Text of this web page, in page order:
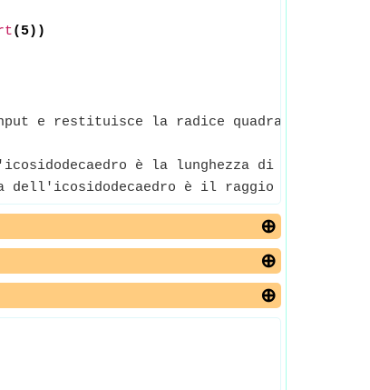
(5))
e restituisce la radice quadrata del
è la lunghezza di qualsiasi
è il raggio della